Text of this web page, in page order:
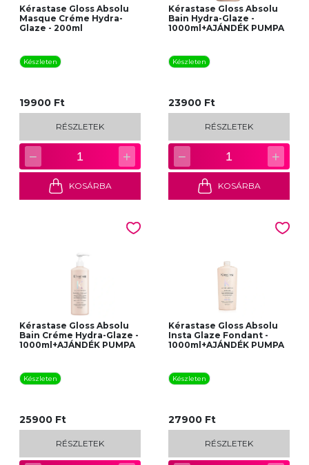
Kérastase Gloss Absolu
Masque Créme Hydra-
Glaze - 200ml
Készleten
19900 Ft
RÉSZLETEK
− 1 +
KOSÁRBA
Kérastase Gloss Absolu
Bain Hydra-Glaze -
1000ml+AJÁNDÉK PUMPA
Készleten
23900 Ft
RÉSZLETEK
− 1 +
KOSÁRBA
Kérastase Gloss Absolu
Bain Créme Hydra-Glaze -
1000ml+AJÁNDÉK PUMPA
Készleten
25900 Ft
RÉSZLETEK
Kérastase Gloss Absolu
Insta Glaze Fondant -
1000ml+AJÁNDÉK PUMPA
Készleten
27900 Ft
RÉSZLETEK